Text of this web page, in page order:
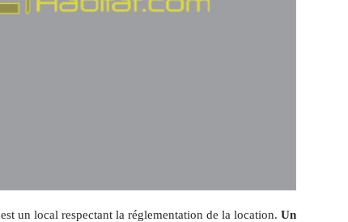
est un local respectant la réglementation de la location. Un